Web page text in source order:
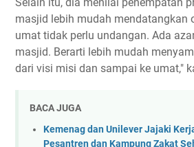
masjid lebih mudah mendatangkan
umat tidak perlu undangan. Ada
masjid. Berarti lebih mudah
dari visi misi dan sampai ke umat,"
BACA JUGA
Kemenag dan Unilever Jajaki
Pesantren dan Kampung Zakat